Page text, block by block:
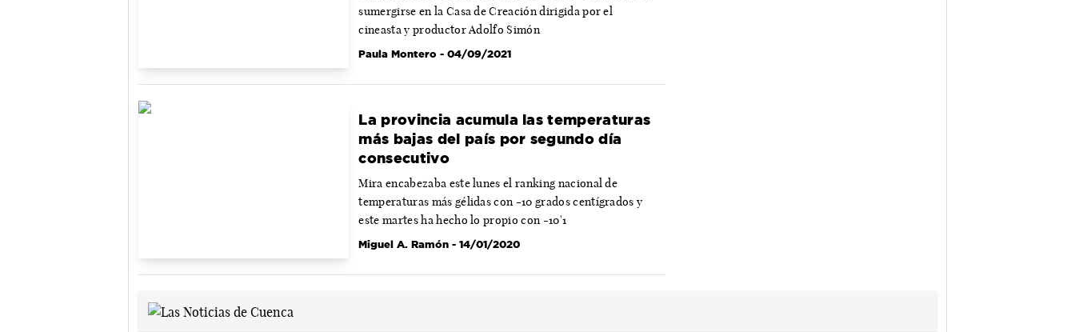
sumergirse en la Casa de Creación dirigida por el
cineasta y productor Adolfo Simón
Paula Montero - 04/09/2021
La provincia acumula las temperaturas
más bajas del país por segundo día
consecutivo
Mira encabezaba este lunes el ranking nacional de
temperaturas más gélidas con -10 grados centígrados y
este martes ha hecho lo propio con -10'1
Miguel A. Ramón - 14/01/2020